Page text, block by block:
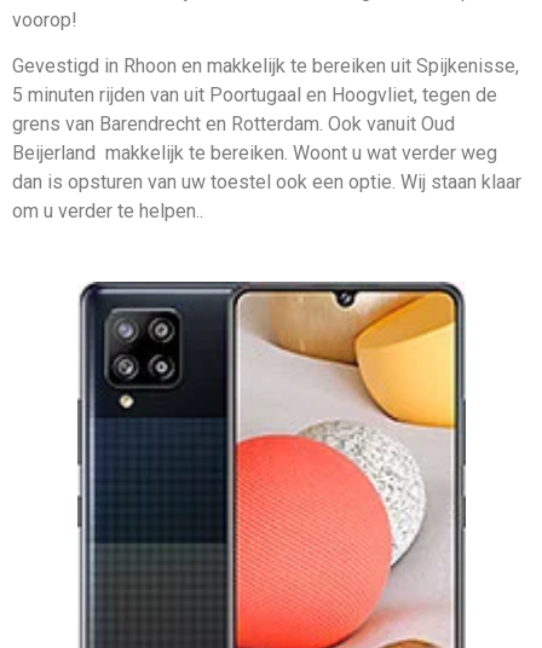
voorop!
Gevestigd in Rhoon en makkelijk te bereiken uit Spijkenisse,
5 minuten rijden van uit Poortugaal en Hoogvliet, tegen de
grens van Barendrecht en Rotterdam. Ook vanuit Oud
Beijerland makkelijk te bereiken. Woont u wat verder weg
dan is opsturen van uw toestel ook een optie. Wij staan klaar
om u verder te helpen..